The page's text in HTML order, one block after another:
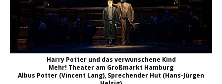
Harry Potter und das verwunschene Kind
Mehr! Theater am Großmarkt Hamburg
Albus Potter (Vincent Lang), Sprechender Hut (Hans-Jürgen